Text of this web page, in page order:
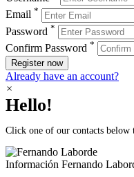
Email *
Password *
Confirm Password *
Register now
Already have an account?
×
Hello!
Click one of our contacts below
Información Fernando